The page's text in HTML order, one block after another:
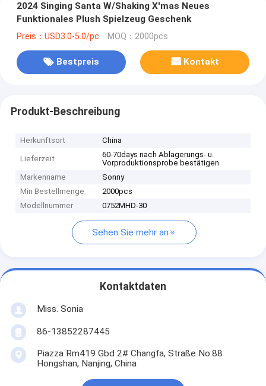
2024 Singing Santa W/Shaking X′mas Neues
Funktionales Plush Spielzeug Geschenk
Preis：USD3.0-5.0/pc MOQ：2000pcs
Bestpreis Kontakt
Produkt-Beschreibung
Herkunftsort China
Lieferzeit
60-70days nach Ablagerungs- u.
Vorproduktionsprobe bestätigen
Markenname
Sonny
Min Bestellmenge
2000pcs
Modellnummer
0752MHD-30
Sehen Sie mehr an
Kontaktdaten
Miss. Sonia
86-13852287445
Piazza Rm419 Gbd 2# Changfa, Straße No.88
Hongshan, Nanjing, China